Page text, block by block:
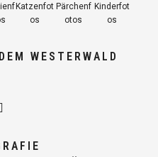
Katzenfot
os
Pärchenf
otos
Kinderfot
os
WESTERWALD